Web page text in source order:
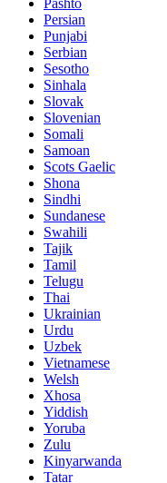
Pashto
Persian
Punjabi
Serbian
Sesotho
Sinhala
Slovak
Slovenian
Somali
Samoan
Scots Gaelic
Shona
Sindhi
Sundanese
Swahili
Tajik
Tamil
Telugu
Thai
Ukrainian
Urdu
Uzbek
Vietnamese
Welsh
Xhosa
Yiddish
Yoruba
Zulu
Kinyarwanda
Tatar